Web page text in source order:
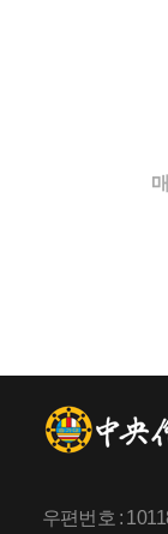
우편번호 :